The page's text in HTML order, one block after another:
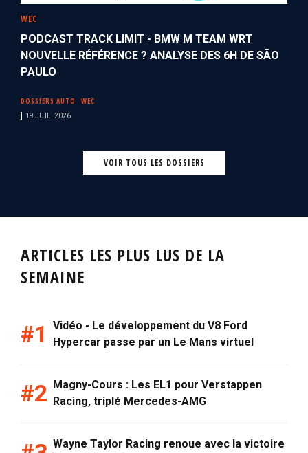
WEC
PODCAST TRACK LIMIT - BMW M TEAM WRT
NOUVELLE RÉFÉRENCE ? ANALYSE DES 6H DE SÃO
PAULO
DOSSIERS AUTO WEC
19 JUIL. 2026
VOIR TOUS LES DOSSIERS
ARTICLES LES PLUS LUS DE LA
SEMAINE
Vidéo - Le développement du V8 Ford
Hypercar passe par un Le Mans virtuel
Magny-Cours : Les EL1 pour Verstappen
Racing, triplé Mercedes-AMG
Wayne Taylor Racing renoue avec la victoire